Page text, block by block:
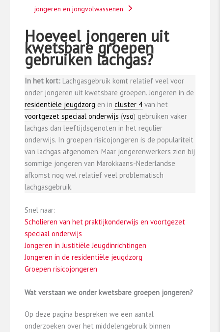
jongeren en jongvolwassenen
Hoeveel jongeren uit
kwetsbare groepen
gebruiken lachgas?
In het kort: Lachgasgebruik komt relatief veel voor
onder jongeren uit kwetsbare groepen. Jongeren in de
residentiële jeugdzorg en in cluster 4 van het
voortgezet speciaal onderwijs (vso) gebruiken vaker
lachgas dan leeftijdsgenoten in het regulier
onderwijs. In groepen risicojongeren is de populariteit
van lachgas afgenomen. Maar jongerenwerkers zien bij
sommige jongeren van Marokkaans-Nederlandse
afkomst nog wel relatief veel problematisch
lachgasgebruik.
Snel naar:
Scholieren van het praktijkonderwijs en voortgezet
speciaal onderwijs
Jongeren in Justitiële Jeugdinrichtingen
Jongeren in de residentiële jeugdzorg
Groepen risicojongeren
Wat verstaan we onder kwetsbare groepen jongeren?
Op deze pagina bespreken we een aantal
onderzoeken over het middelengebruik binnen